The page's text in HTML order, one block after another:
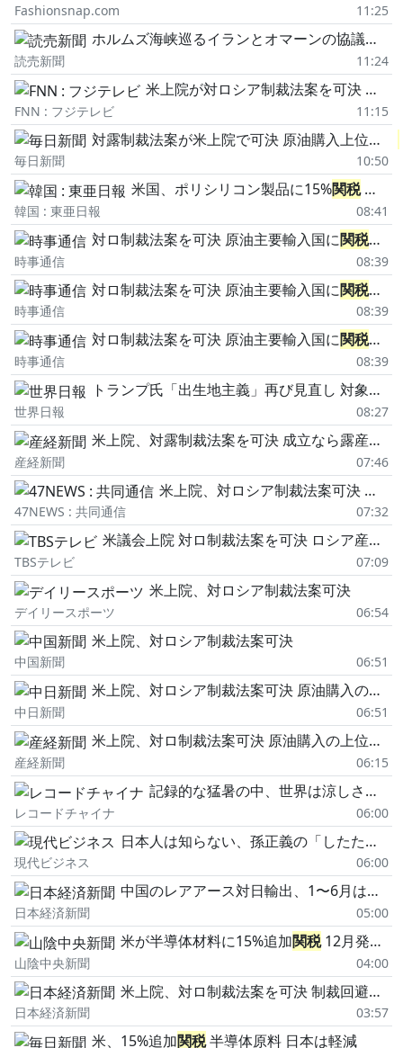
Fashionsnap.com 11:25
ホルムズ海峡巡るイランとオマーンの協議が近く合意か、商船航行が正常化すれば米軍は海上封鎖解除へ
読売新聞 11:24
米上院が対ロシア制裁法案を可決 ロシア産原油・天然ガス輸入上位国に最大100%
FNN : フジテレビ 11:15
対露制裁法案が米上院で可決 原油購入上位国に
毎日新聞 10:50
米国、ポリシリコン製品に15%関税中国の安値攻勢阻止へ
韓国 : 東亜日報 08:41
対ロ制裁法案を可決 原油主要輸入国に関税
時事通信 08:39
対ロ制裁法案を可決 原油主要輸入国に関税
時事通信 08:39
対ロ制裁法案を可決 原油主要輸入国に関税
時事通信 08:39
トランプ氏「出生地主義」再び見直し 対象絞る米大統領令に署名
世界日報 08:27
米上院、対露制裁法案を可決 成立なら露産エネ輸入国に最大100%
産経新聞 07:46
米上院、対ロシア制裁法案可決 原油購入の上位5カ国に高
47NEWS : 共同通信 07:32
米議会上院 対ロ制裁法案を可決 ロシア産原油の輸入上位国に最大100%の
TBSテレビ 07:09
米上院、対ロシア制裁法案可決
デイリースポーツ 06:54
米上院、対ロシア制裁法案可決
中国新聞 06:51
米上院、対ロシア制裁法案可決 原油購入の上位5カ国に高
中日新聞 06:51
米上院、対ロ制裁法案可決 原油購入の上位国に高
産経新聞 06:15
記録的な猛暑の中、世界は涼しさを保つため中国に頼る―米メディア
レコードチャイナ 06:00
日本人は知らない、孫正義の「したたかな要求」…トランプと交わしたAIインフラ「80兆円の投資」のウラでいま起こっていること
現代ビジネス 06:00
中国のレアアース対日輸出、1〜6月は半減 規制緩めず米国も1割減る
日本経済新聞 05:00
米が半導体材料に15%追加関税12月発動、最低輸入価格も導入
山陰中央新聞 04:00
米上院、対ロ制裁法案を可決 制裁回避支援国に最大100%
日本経済新聞 03:57
米、15%追加関税半導体原料 日本は軽減